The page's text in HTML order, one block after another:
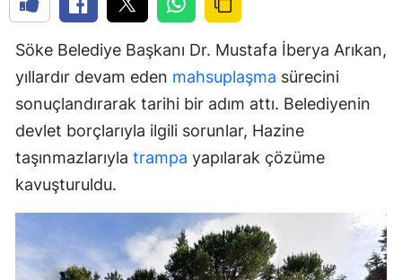
Söke Belediye Başkanı Dr. Mustafa İberya Arıkan,
yıllardır devam eden mahsuplaşma sürecini
sonuçlandırarak tarihi bir adım attı. Belediyenin
devlet borçlarıyla ilgili sorunlar, Hazine
taşınmazlarıyla trampa yapılarak çözüme
kavuşturuldu.